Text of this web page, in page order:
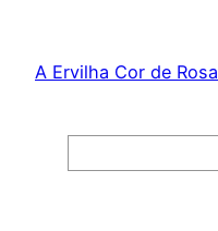
content
A Ervilha Cor de Rosa